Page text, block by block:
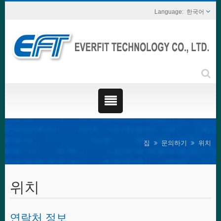
한국어
집 문의하기 위치
위치
연락처 정보